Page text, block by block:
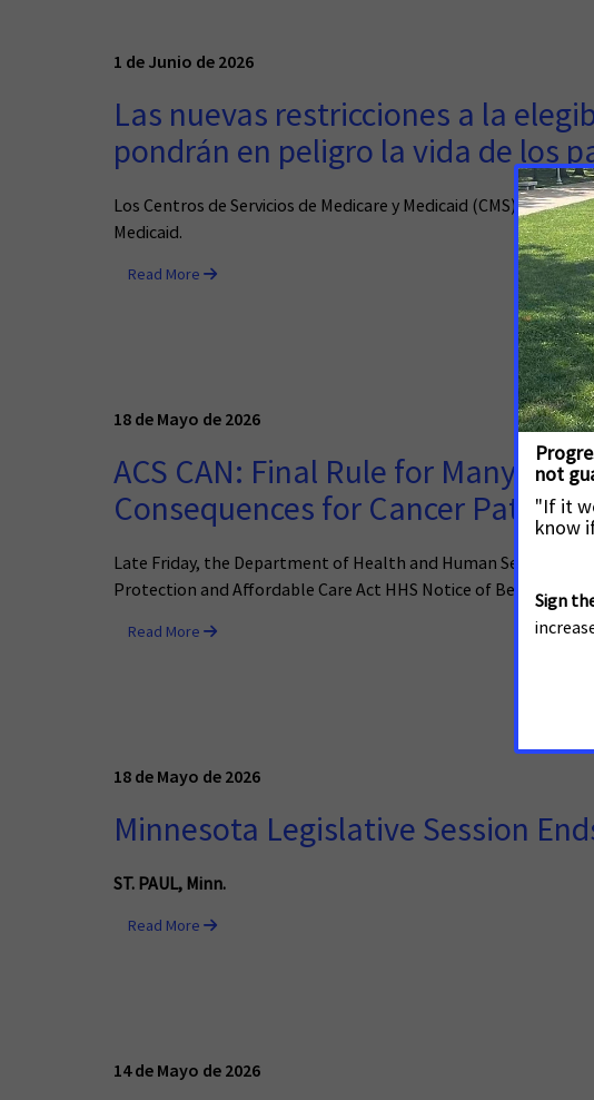
1 de Junio de 2026
Las nuevas restricciones a la
pondrán en peligro la vida de los
Los Centros de Servicios de Medicare y Medicaid (CMS) de
Medicaid.
Read More
18 de Mayo de 2026
ACS CAN: Final Rule for Many
Consequences for Cancer
Late Friday, the Department of Health and Human Services
Protection and Affordable Care Act HHS Notice of Benefit and
Read More
18 de Mayo de 2026
Minnesota Legislative Session
ST. PAUL, Minn.
Read More
14 de Mayo de 2026